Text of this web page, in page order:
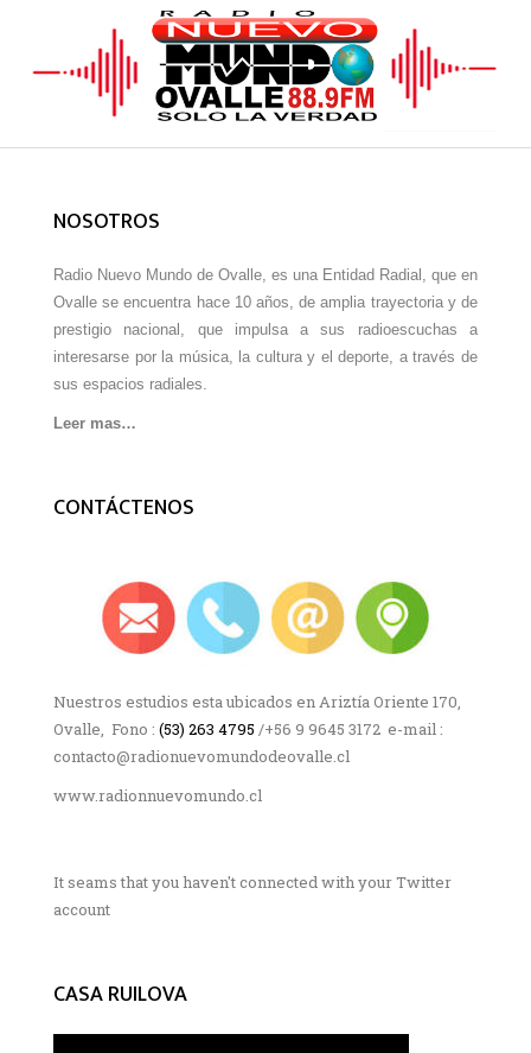
NOSOTROS
Radio Nuevo Mundo de Ovalle, es una Entidad Radial, que en
Ovalle se encuentra hace 10 años, de amplia trayectoria y de
prestigio nacional, que impulsa a sus radioescuchas a
interesarse por la música, la cultura y el deporte, a través de
sus espacios radiales.
Leer mas…
CONTÁCTENOS
Nuestros estudios esta ubicados en Ariztía Oriente 170,
Ovalle, Fono : (53) 263 4795 /+56 9 9645 3172 e-mail :
contacto@radionuevomundodeovalle.cl
www.radionnuevomundo.cl
It seams that you haven't connected with your Twitter
account
CASA RUILOVA